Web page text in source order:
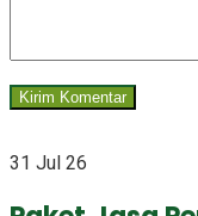
31 Jul 26